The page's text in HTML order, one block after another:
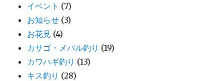
イベント (7)
お知らせ (3)
お花見 (4)
カサゴ・メバル釣り (19)
カワハギ釣り (13)
キス釣り (28)